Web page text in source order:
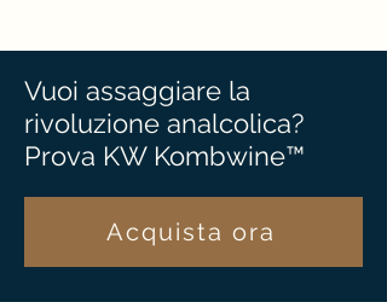
Vuoi assaggiare la
rivoluzione analcolica?
Prova KW Kombwine™
Acquista ora